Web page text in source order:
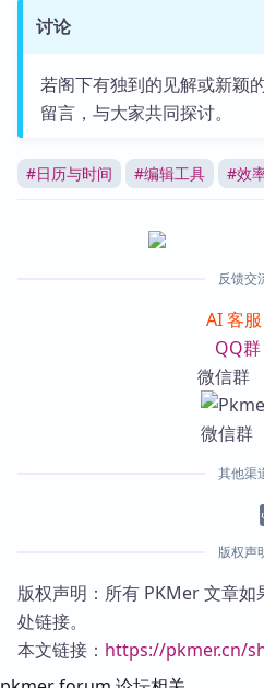
讨论
若阁下有独到的见解或新颖
留言，与大家共同探讨。
#日历与时间 #编辑工具 #效
反馈交
AI 客服
QQ群
微信群
其他渠
版权声
版权声明：所有 PKMer 文章
处链接。
本文链接： https://pkmer.cn/